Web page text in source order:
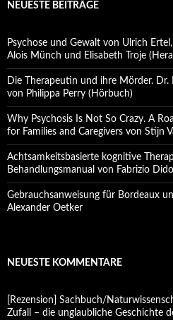
NEUESTE BEITRÄGE
Psychose und Gewalt von Ulrich
Alois Münch und Elisabeth Troje
Die Therapeutin und ihre Mörder.
von Philippa Perry (Hörbuch)
Why Psychosis Is Not So Crazy. A
for Families and Caregivers von Stijn
Achtsamkeitsbasierte kognitive
Behandlungsmanual von Fabrizio
Gebrauchsanweisung für Bordeaux
Alexander Oetker
NEUESTE KOMMENTARE
[Rezension] Sachbuch/
Zufall – die unglaubliche Geschichte